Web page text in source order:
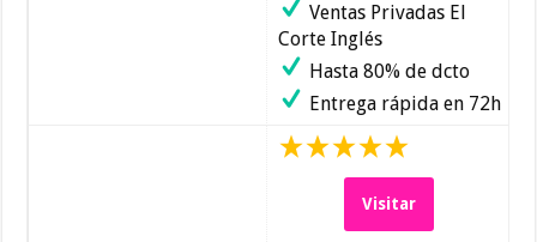
Ventas Privadas El
Corte Inglés
Hasta 80% de dcto
Entrega rápida en 72h
Visitar